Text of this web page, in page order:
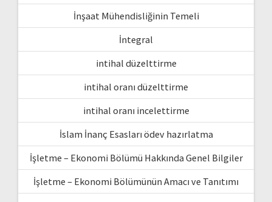
İnşaat Mühendisliğinin Temeli
İntegral
intihal düzelttirme
intihal oranı düzelttirme
intihal oranı incelettirme
İslam İnanç Esasları ödev hazırlatma
İşletme – Ekonomi Bölümü Hakkında Genel Bilgiler
İşletme – Ekonomi Bölümünün Amacı ve Tanıtımı